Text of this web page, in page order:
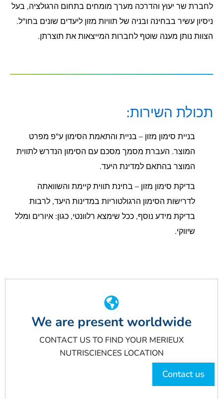
לחברת שר יעוץ והדרכה מערך מומחים בתחום הרגולציה, בעל
ניסיון עשיר בבחינה ובניה של תוויות מזון ליעדים שונים בחו"ל.
הצוות נותן מענה שוטף לחברות המייצאות את תוצרתן.
תכולת השירות:
בניית סימון מזון – בניית והתאמת הסימון ע"פ מפרט
המוצר. העברת מסמך מסכם עם הסימון הנדרש לתווית
המוצר בהתאם למדינת היעד.
בדיקת סימון מזון – בחינת תווית קיימת והשוואתה
לדרישות הסימון הרגולטוריות במדינות היעד, לרבות
בדיקת מידע נוסף, ככל שימצא רלוונטי, כגון: איורים ומלל
שיווקי.
Contact us
We are present worldwide
CONTACT US TO FIND YOUR MERIEUX
NUTRISCIENCES LOCATION